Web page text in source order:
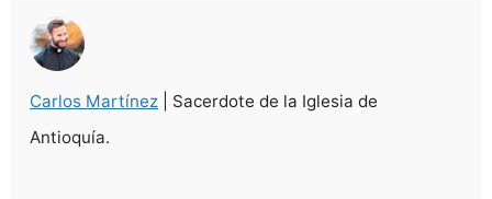
Carlos Martínez | Sacerdote de la Iglesia de
Antioquía.